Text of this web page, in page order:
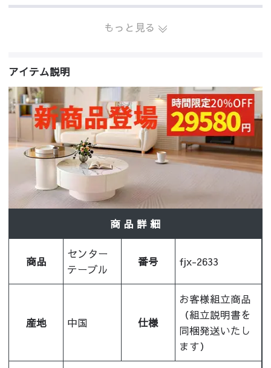
もっと見る
アイテム説明
商 品 詳 細
商品
センター
テーブル
番号 fjx-2633
産地 中国 仕様
お客様組立商品
（組立説明書を
同梱発送いたし
ます）